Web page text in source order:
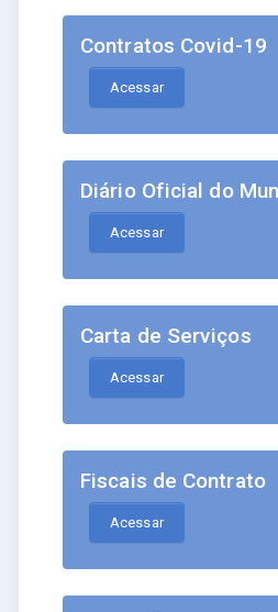
Contratos Covid-19
Acessar
Diário Oficial do
Acessar
Carta de Serviços
Acessar
Fiscais de Contrato
Acessar